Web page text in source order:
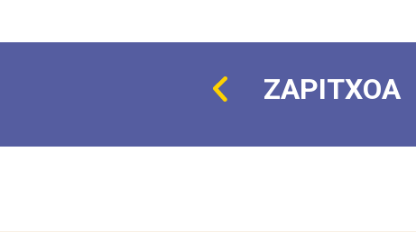
ZAPITXOA